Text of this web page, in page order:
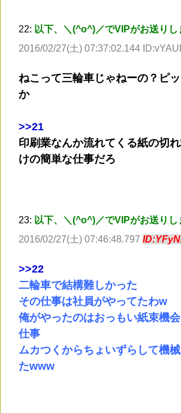
22: 以下、＼(^o^)／でVIPがお送りし
2016/02/27(土) 07:37:02.144
ねこって三輪車じゃねーの？ピ
か
>>21
印刷業なんか流れてくる紙の切
けの簡単な仕事だろ
23: 以下、＼(^o^)／でVIPがお送りし
2016/02/27(土) 07:46:48.797
>>22
二輪車で結構難しかった
その仕事は社員がやってたわw
俺がやったのはおっもい紙束機
仕事
ムカつくからちょいずらして機
たwww